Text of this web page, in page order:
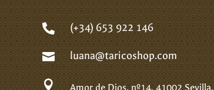
 (+34) 653 922 146
 luana@taricoshop.com
 Amor de Dios, nº14.41002 Sevilla.